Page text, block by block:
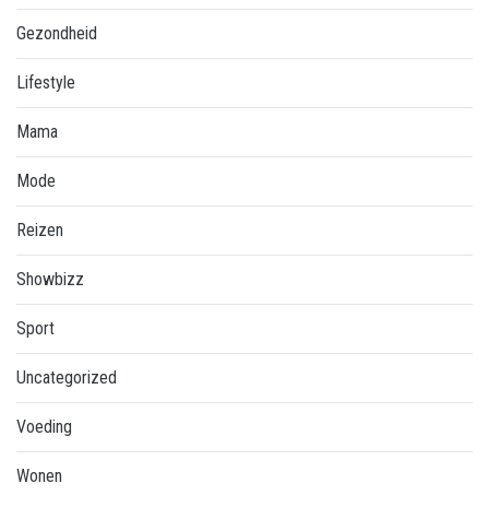
Gezondheid
Lifestyle
Mama
Mode
Reizen
Showbizz
Sport
Uncategorized
Voeding
Wonen